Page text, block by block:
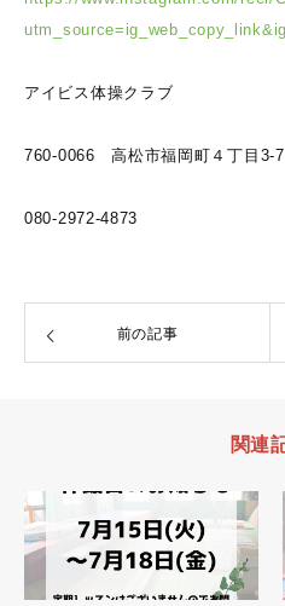
アイビス体操クラブ
760-0066 高松市福岡町４丁目3-7
080-2972-4873
前の記事
関連